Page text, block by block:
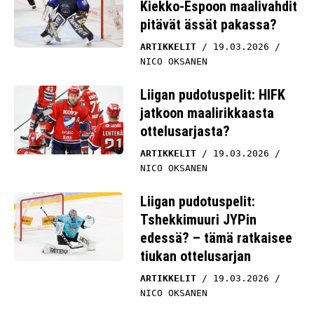
Kiekko-Espoon maalivahdit
pitävät ässät pakassa?
ARTIKKELIT
19.03.2026
NICO OKSANEN
Liigan pudotuspelit: HIFK
jatkoon maalirikkaasta
ottelusarjasta?
ARTIKKELIT
19.03.2026
NICO OKSANEN
Liigan pudotuspelit:
Tshekkimuuri JYPin
edessä? – tämä ratkaisee
tiukan ottelusarjan
ARTIKKELIT
19.03.2026
NICO OKSANEN